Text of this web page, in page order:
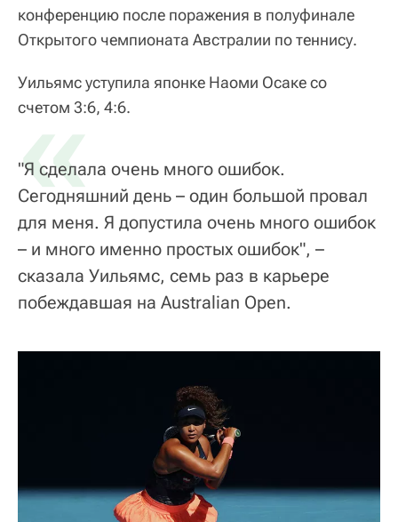
конференцию после поражения в полуфинале
Открытого чемпионата Австралии по теннису.
Уильямс уступила японке Наоми Осаке со
счетом 3:6, 4:6.
«
"Я сделала очень много ошибок.
Сегодняшний день – один большой провал
для меня. Я допустила очень много ошибок
– и много именно простых ошибок", –
сказала Уильямс, семь раз в карьере
побеждавшая на Australian Open.